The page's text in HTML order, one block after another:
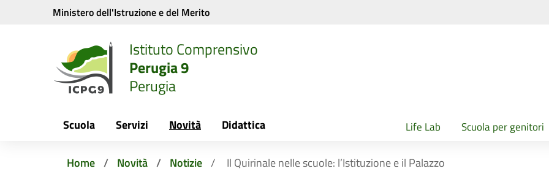
Vai ai contenuti
Vai al menu di navigazione
Ministero dell'Istruzione e del Merito
Istituto Comprensivo
Perugia 9
Perugia
Scuola Servizi Novità Didattica Life Lab Scuola per genitori
Home Novità Notizie Il Quirinale nelle scuole: l’Istituzione e il Palazzo